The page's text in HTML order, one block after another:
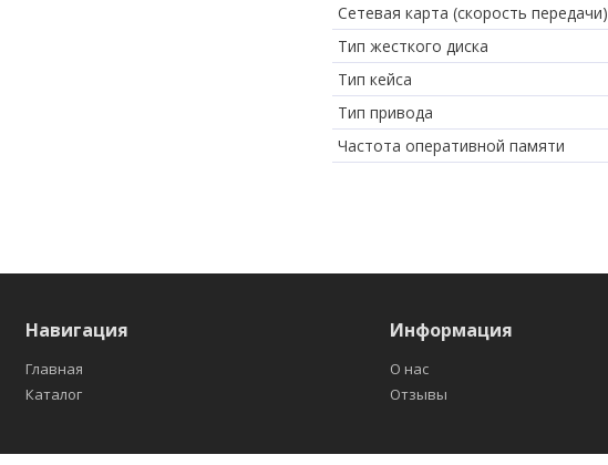
Сетевая карта (скорость передачи)
Тип жесткого диска
Тип кейса
Тип привода
Частота оперативной памяти
Навигация
Главная
Каталог
Информация
О нас
Отзывы